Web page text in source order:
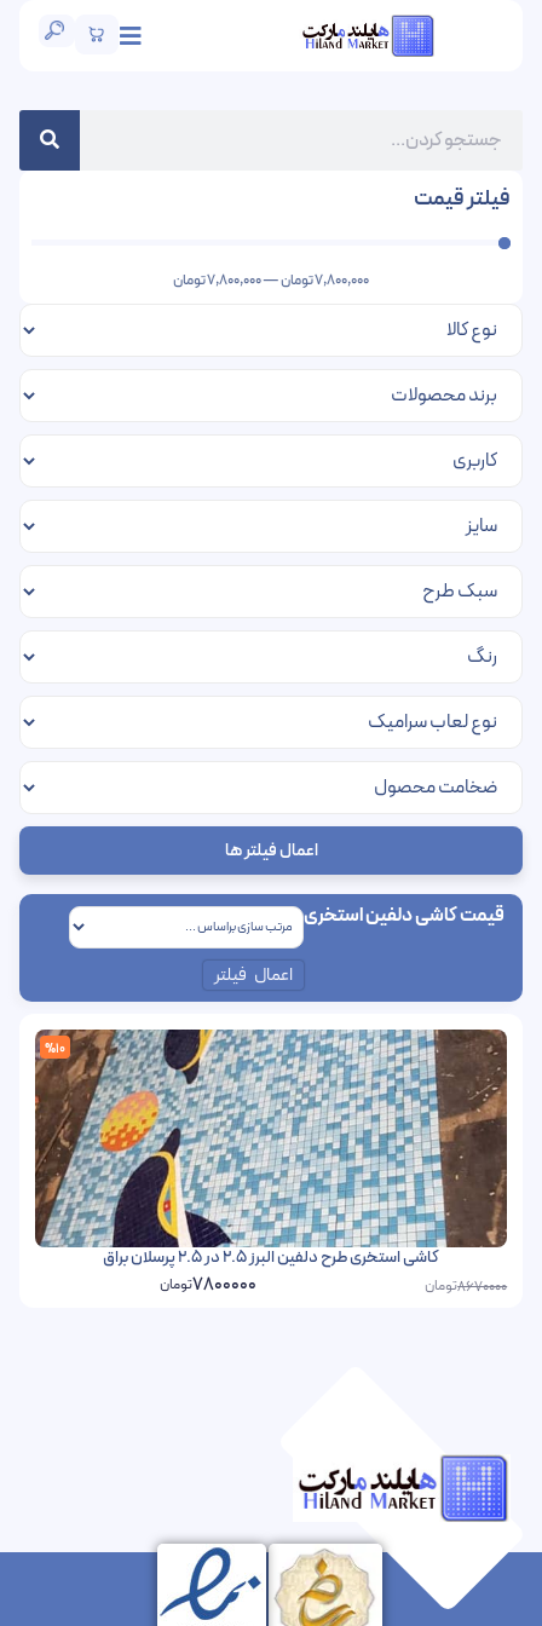
فیلتر قیمت
7,800,000تومان—
7,800,000تومان
اعمال فیلتر ها
قیمت کاشی دلفین استخری
اعمال فیلتر
%10
کاشی استخری طرح دلفین البرز 2.5 در 2.5 پرسلان براق
8670000تومان 7800000تومان